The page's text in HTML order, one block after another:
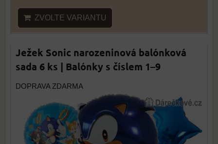
ZVOLTE VARIANTU
Ježek Sonic narozeninová balónková
sada 6 ks | Balónky s číslem 1–9
DOPRAVA ZDARMA